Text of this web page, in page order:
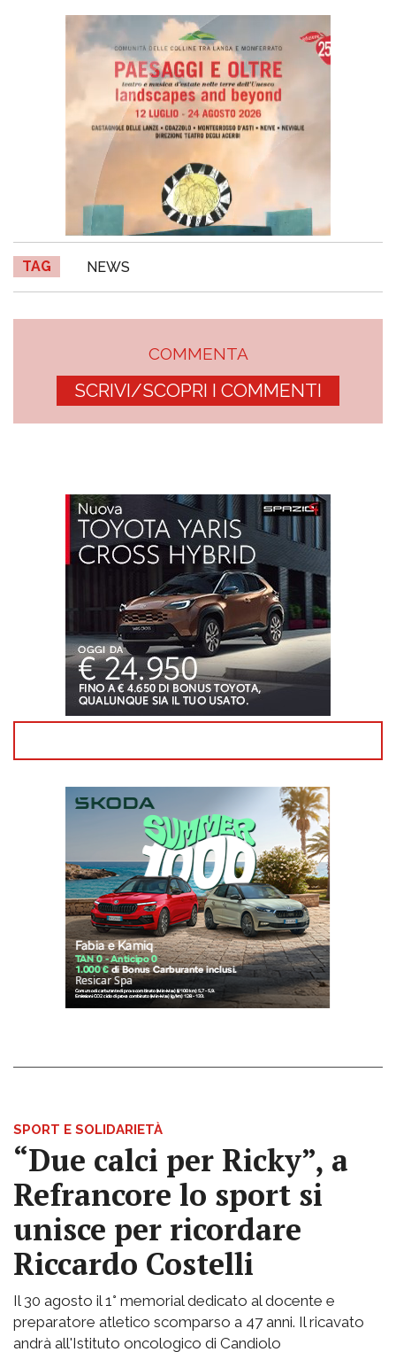
TAG NEWS
COMMENTA
SCRIVI/SCOPRI I COMMENTI
SPORT E SOLIDARIETÀ
“Due calci per Ricky”, a
Refrancore lo sport si
unisce per ricordare
Riccardo Costelli
Il 30 agosto il 1° memorial dedicato al docente e
preparatore atletico scomparso a 47 anni. Il ricavato
andrà all'Istituto oncologico di Candiolo